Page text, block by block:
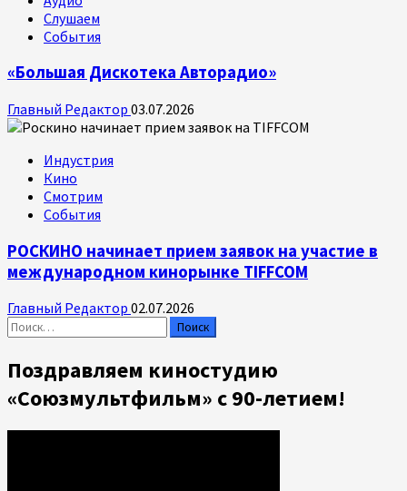
Слушаем
События
«Большая Дискотека Авторадио»
Главный Редактор 03.07.2026
Индустрия
Кино
Смотрим
События
РОСКИНО начинает прием заявок на участие в
международном кинорынке TIFFCOM
Главный Редактор 02.07.2026
Найти:
Поздравляем киностудию
«Союзмультфильм» с 90-летием!